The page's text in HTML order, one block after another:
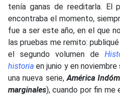
tenía ganas de reeditarla. El
encontraba el momento,
fue a ser este año, en el que
las pruebas me remito:
el segundo volumen de
historia en junio y en
una nueva serie, América
marginales), cuando por fin me